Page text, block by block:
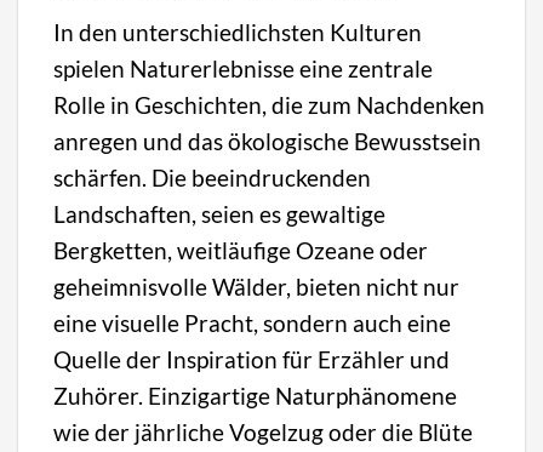
In den unterschiedlichsten Kulturen
spielen Naturerlebnisse eine zentrale
Rolle in Geschichten, die zum Nachdenken
anregen und das ökologische Bewusstsein
schärfen. Die beeindruckenden
Landschaften, seien es gewaltige
Bergketten, weitläufige Ozeane oder
geheimnisvolle Wälder, bieten nicht nur
eine visuelle Pracht, sondern auch eine
Quelle der Inspiration für Erzähler und
Zuhörer. Einzigartige Naturphänomene
wie der jährliche Vogelzug oder die Blüte